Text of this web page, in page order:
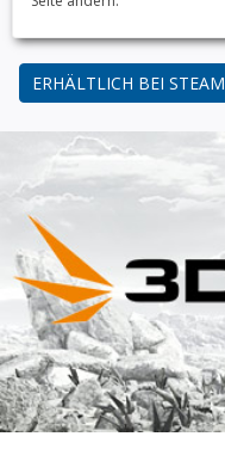
ERHÄLTLICH BEI STEAM